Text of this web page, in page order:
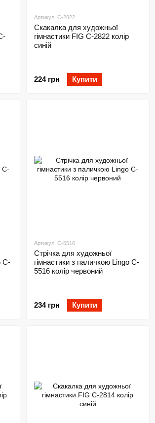
Артикул: C-2822
Скакалка для художньої
гімнастики FIG C-2822 колір
синій
224 грн Купити
C-
Артикул: C-5516
Стрічка для художньої
гімнастики з паличкою Lingo C-
5516 колір червоний
234 грн Купити